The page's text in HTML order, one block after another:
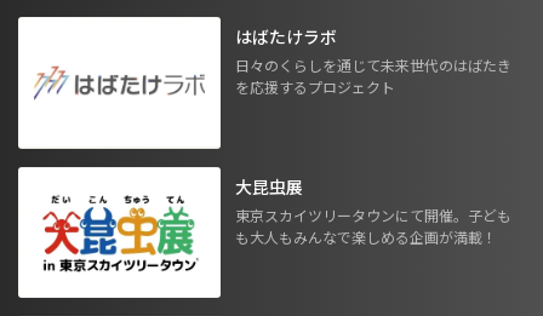
はばたけラボ
日々のくらしを通じて未来世代のはばたき
を応援するプロジェクト
大昆虫展
東京スカイツリータウンにて開催。子ども
も大人もみんなで楽しめる企画が満載！